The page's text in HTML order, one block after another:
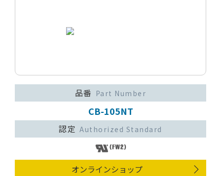
品番 Part Number
CB-105NT
認定 Authorized Standard
オンラインショップ